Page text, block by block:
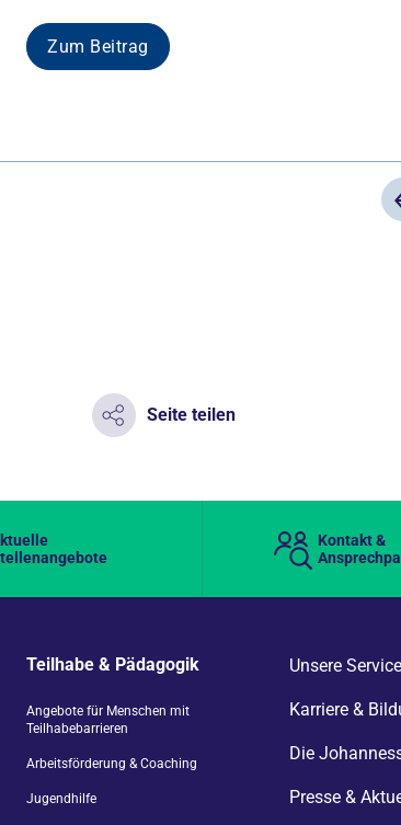
Zum Beitrag
Seite teilen
Kontakt &
Teilhabe & Pädagogik
Angebote für Menschen mit
Teilhabebarrieren
Arbeitsförderung & Coaching
Jugendhilfe
Unsere
Karriere &
Die
Presse &